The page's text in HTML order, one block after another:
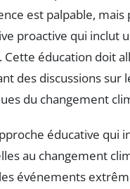
est palpable,
proactive qui inclut
éducation doit
des discussions
du changement
éducative qui
au changement
événements